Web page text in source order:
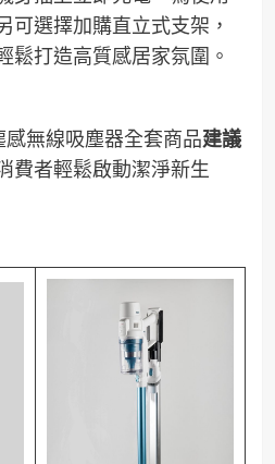
可選擇加購直立式支架，
鬆打造高質感居家氛圍。
無線吸塵器全套商品建議
費者輕鬆啟動潔淨新生